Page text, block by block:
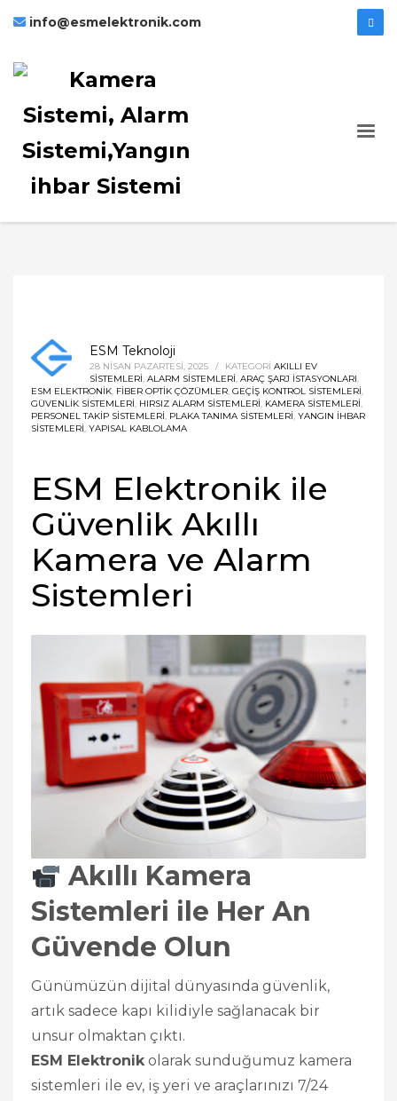
info@esmelektronik.com
ESM Teknoloji
28 NISAN PAZARTESI, 2025 / KATEGORI AKILLI EV
SISTEMLERI, ALARM SISTEMLERI, ARAÇ ŞARJ İSTASYONLARI,
ESM ELEKTRONIK, FIBER OPTIK ÇÖZÜMLER, GEÇIŞ KONTROL SISTEMLERI,
GÜVENLIK SISTEMLERI, HIRSIZ ALARM SISTEMLERI, KAMERA SISTEMLERI,
PERSONEL TAKIP SISTEMLERI, PLAKA TANIMA SISTEMLERI, YANGIN İHBAR
SISTEMLERI, YAPISAL KABLOLAMA
ESM Elektronik ile
Güvenlik Akıllı
Kamera ve Alarm
Sistemleri
Akıllı Kamera
Sistemleri ile Her An
Güvende Olun
Günümüzün dijital dünyasında güvenlik,
artık sadece kapı kilidiyle sağlanacak bir
unsur olmaktan çıktı.
ESM Elektronikolarak sunduğumuz kamera
sistemleri ile ev, iş yeri ve araçlarınızı 7/24